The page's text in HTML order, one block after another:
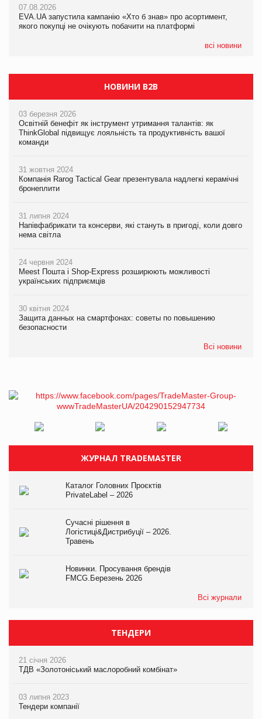
07.08.2026
EVA.UA запустила кампанію «Хто б знав» про асортимент,
якого покупці не очікують побачити на платформі
всі новини
05.08.2026
Мережа супермаркетів VARUS купує мережу магазинів
НОВИНИ B2B
03 березня 2026
Освітній бенефіт як інструмент утримання талантів: як
ThinkGlobal підвищує лояльність та продуктивність вашої
команди
31 жовтня 2024
Компанія Rarog Tactical Gear презентувала надлегкі керамічні
бронеплити
31 липня 2024
Напівфабрикати та консерви, які стануть в пригоді, коли довго
нема світла
24 червня 2024
Meest Пошта і Shop-Express розширюють можливості
українських підприємців
30 квітня 2024
Защита данных на смартфонах: советы по повышению
безопасности
Всі новини
ЖУРНАЛ TRADEMASTER
Каталог Головних Проєктів
PrivateLabel – 2026
Сучасні рішення в
Логістиці&Дистрибуції – 2026.
Травень
Новинки. Просування брендів
FMCG.Березень 2026
Всі журнали
ТЕНДЕРИ
21 січня 2026
ТДВ «Золотоніський маслоробний комбінат»
03 липня 2023
Тендери компанії